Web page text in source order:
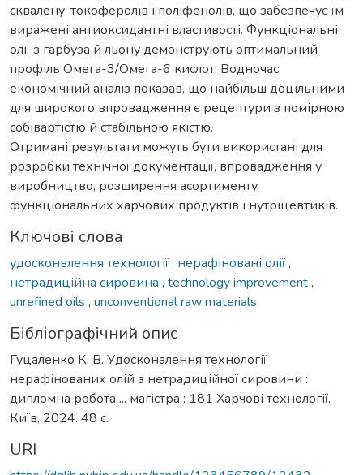
сквалену, токоферолів і поліфенолів, що забезпечує їм
виражені антиоксидантні властивості. Функціональні
олії з гарбуза й льону демонструють оптимальний
профіль Омега-3/Омега-6 кислот. Водночас
економічний аналіз показав, що найбільш доцільними
для широкого впровадження є рецептури з помірною
собівартістю й стабільною якістю.
Отримані результати можуть бути використані для
розробки технічної документації, впровадження у
виробництво, розширення асортименту
функціональних харчових продуктів і нутріцевтиків.
Ключові слова
удосконвлення технології, нерафіновані олії,
нетрадиційна сировина , technology improvement,
unrefined oils , unconventional raw materials
Бібліографічний опис
Гуцаленко К. В. Удосконалення технології
нерафінованих олій з нетрадиційної сировини :
дипломна робота ... магістра : 181 Харчові технології.
Київ, 2024. 48 с.
URI